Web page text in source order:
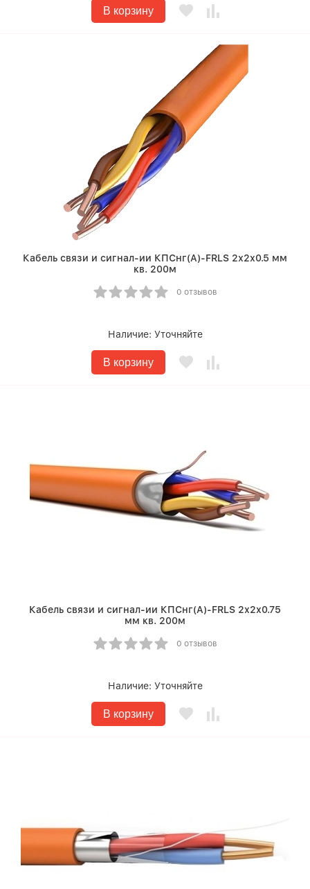
В корзину
Кабель связи и сигнал-ии КПСнг(A)-FRLS 2х2х0.5 мм
кв. 200м
0 отзывов
Наличие: Уточняйте
В корзину
Кабель связи и сигнал-ии КПСнг(A)-FRLS 2х2х0.75
мм кв. 200м
0 отзывов
Наличие: Уточняйте
В корзину